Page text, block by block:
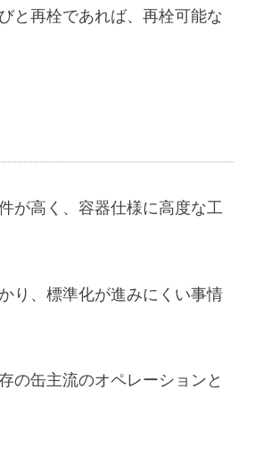
と再栓であれば、再栓可能な
が高く、容器仕様に高度な工
り、標準化が進みにくい事情
の缶主流のオペレーションと